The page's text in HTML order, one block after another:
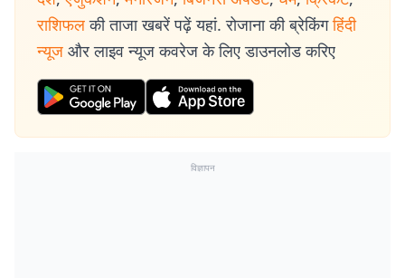
राशिफल की ताजा खबरें पढ़ें यहां. रोजाना की ब्रेकिंग हिंदी
न्यूज और लाइव न्यूज कवरेज के लिए डाउनलोड करिए
विज्ञापन